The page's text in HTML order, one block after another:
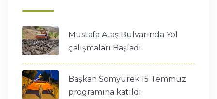
Mustafa Ataş Bulvarında Yol
çalışmaları Başladı
Başkan Somyürek 15 Temmuz
programına katıldı